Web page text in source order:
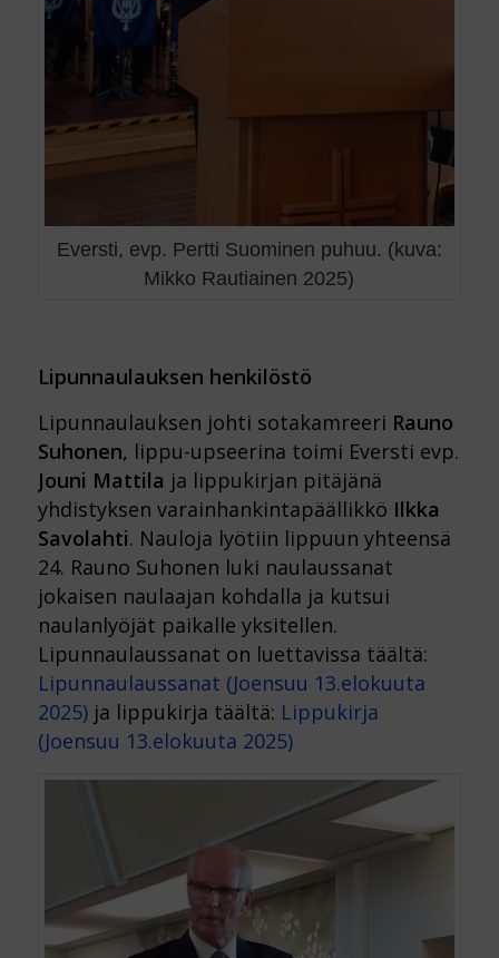
Eversti, evp. Pertti Suominen puhuu. (kuva:
Mikko Rautiainen 2025)
Lipunnaulauksen henkilöstö
Lipunnaulauksen johti sotakamreeri Rauno
Suhonen, lippu-upseerina toimi Eversti evp.
Jouni Mattila ja lippukirjan pitäjänä
yhdistyksen varainhankintapäällikkö Ilkka
Savolahti. Nauloja lyötiin lippuun yhteensä
24. Rauno Suhonen luki naulaussanat
jokaisen naulaajan kohdalla ja kutsui
naulanlyöjät paikalle yksitellen.
Lipunnaulaussanat on luettavissa täältä:
Lipunnaulaussanat (Joensuu 13.elokuuta
2025)ja lippukirja täältä: Lippukirja
(Joensuu 13.elokuuta 2025)